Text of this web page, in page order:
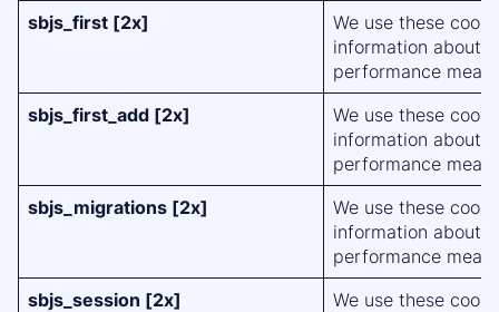
sbjs_first [2x]
We use these
information about
performance
sbjs_first_add [2x]
We use these
information about
performance
sbjs_migrations [2x]
We use these
information about
performance
sbjs_session [2x]
We use these